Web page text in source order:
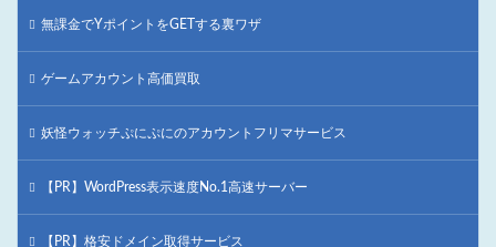
無課金でYポイントをGETする裏ワザ
ゲームアカウント高価買取
妖怪ウォッチぷにぷにのアカウントフリマサービス
【PR】WordPress表示速度No.1高速サーバー
【PR】格安ドメイン取得サービス